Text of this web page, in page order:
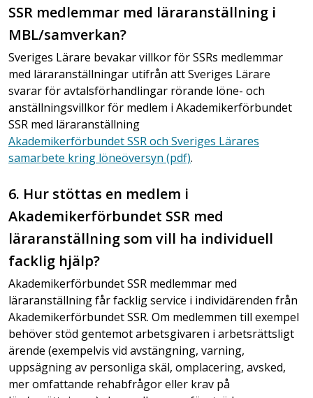
SSR medlemmar med läraranställning i
MBL/samverkan?
Sveriges Lärare bevakar villkor för SSRs medlemmar
med läraranställningar utifrån att Sveriges Lärare
svarar för avtalsförhandlingar rörande löne- och
anställningsvillkor för medlem i Akademikerförbundet
SSR med läraranställning
Akademikerförbundet SSR och Sveriges Lärares
samarbete kring löneöversyn (pdf).
6. Hur stöttas en medlem i
Akademikerförbundet SSR med
läraranställning som vill ha individuell
facklig hjälp?
Akademikerförbundet SSR medlemmar med
läraranställningfår facklig service i individärenden från
Akademikerförbundet SSR. Om medlemmen till exempel
behöver stöd gentemot arbetsgivaren i arbetsrättsligt
ärende (exempelvis vid avstängning, varning,
uppsägning av personliga skäl, omplacering, avsked,
mer omfattande rehabfrågor eller krav på